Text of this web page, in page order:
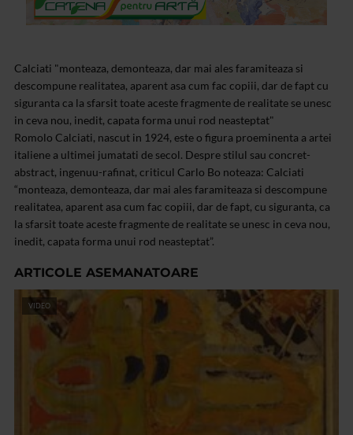
Calciati "monteaza, demonteaza, dar mai ales faramiteaza si
descompune realitatea, aparent asa cum fac copiii, dar de fapt cu
siguranta ca la sfarsit toate aceste fragmente de realitate se unesc
in ceva nou, inedit, capata forma unui rod neasteptat"
Romolo Calciati, nascut in 1924, este o figura proeminenta a artei
italiene a ultimei jumatati de secol. Despre stilul sau concret-
abstract, ingenuu-rafinat, criticul Carlo Bo noteaza: Calciati
“monteaza, demonteaza, dar mai ales faramiteaza si descompune
realitatea, aparent asa cum fac copiii, dar de fapt, cu siguranta, ca
la sfarsit toate aceste fragmente de realitate se unesc in ceva nou,
inedit, capata forma unui rod neasteptat”.
ARTICOLE ASEMANATOARE
VIDEO